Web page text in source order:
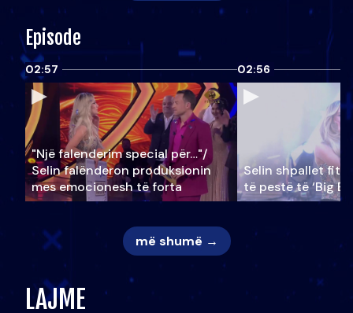
Episode
02:57
"Një falenderim special për…"/
Selin falënderon produksionin
mes emocionesh të forta
02:56
Selin shpallet
të pestë të ‘Big
më shumë →
LAJME